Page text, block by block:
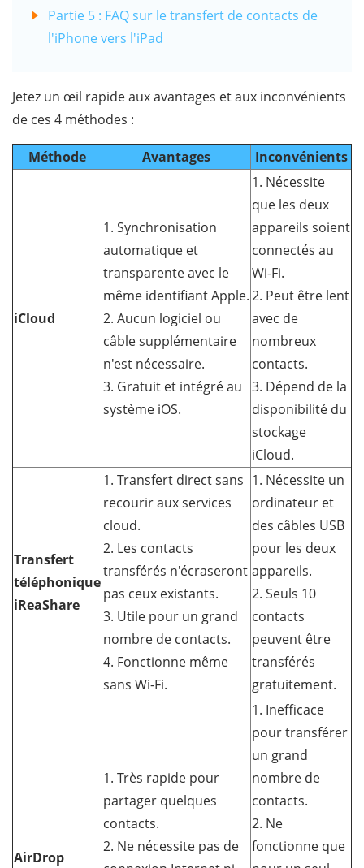
Partie 5 : FAQ sur le transfert de contacts de
l'iPhone vers l'iPad
Jetez un œil rapide aux avantages et aux inconvénients
de ces 4 méthodes :
Méthode Avantages Inconvénients
iCloud
1. Synchronisation
automatique et
transparente avec le
même identifiant Apple.
2. Aucun logiciel ou
câble supplémentaire
n'est nécessaire.
3. Gratuit et intégré au
système iOS.
1. Nécessite
que les deux
appareils soient
connectés au
Wi-Fi.
2. Peut être lent
avec de
nombreux
contacts.
3. Dépend de la
disponibilité du
stockage
iCloud.
Transfert
téléphonique
iReaShare
1. Transfert direct sans
recourir aux services
cloud.
2. Les contacts
transférés n'écraseront
pas ceux existants.
3. Utile pour un grand
nombre de contacts.
4. Fonctionne même
sans Wi-Fi.
1. Nécessite un
ordinateur et
des câbles USB
pour les deux
appareils.
2. Seuls 10
contacts
peuvent être
transférés
gratuitement.
AirDrop
1. Très rapide pour
partager quelques
contacts.
2. Ne nécessite pas de
1. Inefficace
pour transférer
un grand
nombre de
contacts.
2. Ne
fonctionne que